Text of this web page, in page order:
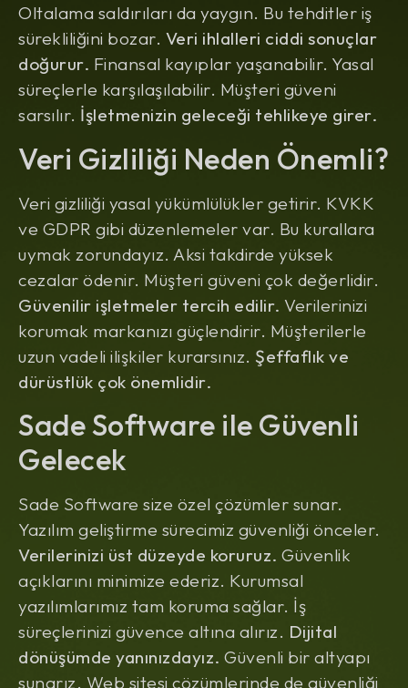
Oltalama saldırıları da yaygın. Bu tehditler iş
sürekliliğini bozar. Veri ihlalleri ciddi sonuçlar
doğurur. Finansal kayıplar yaşanabilir. Yasal
süreçlerle karşılaşılabilir. Müşteri güveni
sarsılır. İşletmenizin geleceği tehlikeye girer.
Veri Gizliliği Neden Önemli?
Veri gizliliği yasal yükümlülükler getirir. KVKK
ve GDPR gibi düzenlemeler var. Bu kurallara
uymak zorundayız. Aksi takdirde yüksek
cezalar ödenir. Müşteri güveni çok değerlidir.
Güvenilir işletmeler tercih edilir. Verilerinizi
korumak markanızı güçlendirir. Müşterilerle
uzun vadeli ilişkiler kurarsınız. Şeffaflık ve
dürüstlük çok önemlidir.
Sade Software ile Güvenli
Gelecek
Sade Software size özel çözümler sunar.
Yazılım geliştirme sürecimiz güvenliği önceler.
Verilerinizi üst düzeyde koruruz. Güvenlik
açıklarını minimize ederiz. Kurumsal
yazılımlarımız tam koruma sağlar. İş
süreçlerinizi güvence altına alırız. Dijital
dönüşümde yanınızdayız. Güvenli bir altyapı
sunarız. Web sitesi çözümlerinde de güvenliği